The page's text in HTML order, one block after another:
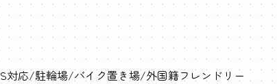
対応 駐輪場 バイク置き場 外国籍フレンドリー